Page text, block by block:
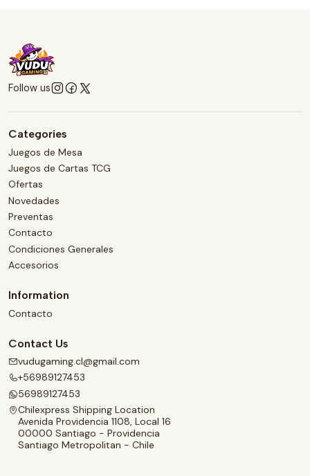
Follow us
Categories
Juegos de Mesa
Juegos de Cartas TCG
Ofertas
Novedades
Preventas
Contacto
Condiciones Generales
Accesorios
Information
Contacto
Contact Us
vudugaming.cl@gmail.com
+56989127453
56989127453
Chilexpress Shipping Location
Avenida Providencia 1108, Local 16
00000 Santiago - Providencia
Santiago Metropolitan - Chile